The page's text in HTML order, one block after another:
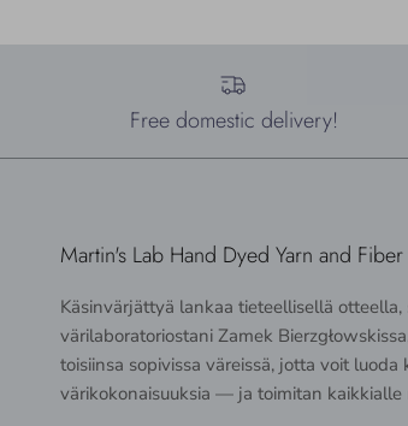
Free domestic delivery!
Martin's Lab Hand Dyed Yarn and Fiber
Käsinvärjättyä lankaa tieteellisellä otteella,
värilaboratoriostani Zamek
toisiinsa sopivissa väreissä, jotta voit luoda
värikokonaisuuksia — ja toimitan kaikkialle